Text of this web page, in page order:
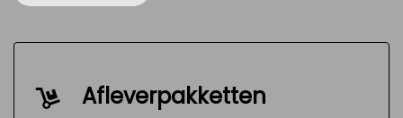
Afleverpakketten